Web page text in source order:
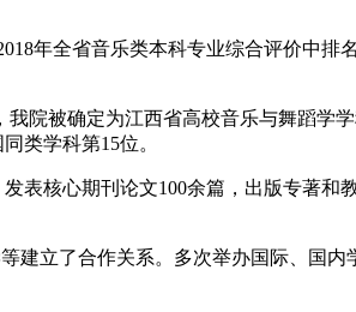
年全省音乐类本科专业综合评价中排
院被确定为江西省高校音乐与舞蹈学
类学科第15位。
核心期刊论文100余篇，出版专著和
建立了合作关系。多次举办国际、国